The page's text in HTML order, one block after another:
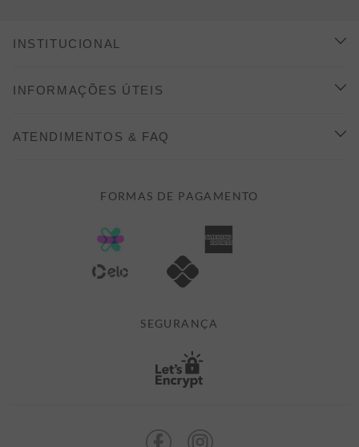
INSTITUCIONAL
CONHEÇA A ALEATORY
INFORMAÇÕES ÚTEIS
FORMAS DE PAGAMENTO
POLÍTICA DE PRIVACIDADE
ATENDIMENTOS & FAQ
ATENDIMENTO@ALEATORYSTORE.COM.BR
FORMAS DE PAGAMENTO
SEGURANÇA